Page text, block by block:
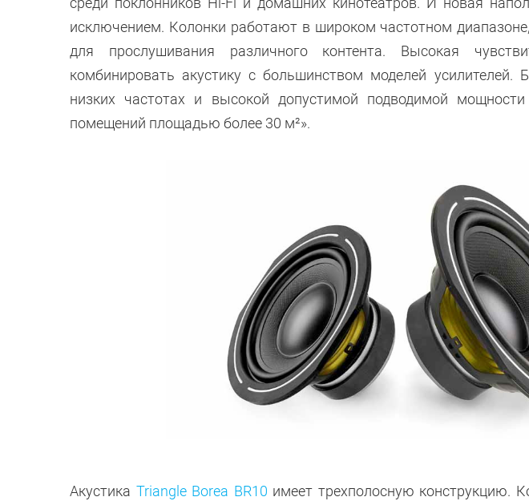
исключением. Колонки работают в широком частотном
для прослушивания различного контента. Высокая
комбинировать акустику с большинством моделей усилителей.
низких частотах и высокой допустимой подводимой
помещений площадью более 30 м²».
Акустика Triangle Borea BR10 имеет трехполосную конструкцию.